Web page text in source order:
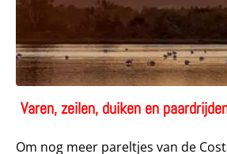
Varen, zeilen, duiken en
Om nog meer pareltjes van de